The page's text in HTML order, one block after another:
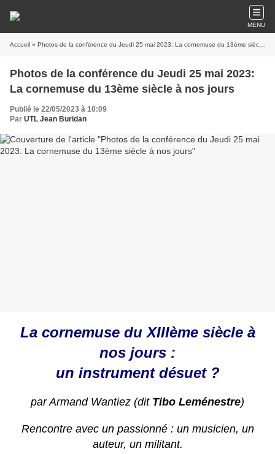
MENU
Accueil » Photos de la conférence du Jeudi 25 mai 2023: La cornemuse du 13ème siècle à nos jours
Photos de la conférence du Jeudi 25 mai 2023:
La cornemuse du 13ème siècle à nos jours
Publié le 22/05/2023 à 10:09
Par UTL Jean Buridan
La cornemuse du XIIIème siècle à
nos jours :
un instrument désuet ?
par Armand Wantiez (dit Tibo Leménestre)
Rencontre avec un passionné : un musicien, un
auteur, un militant.